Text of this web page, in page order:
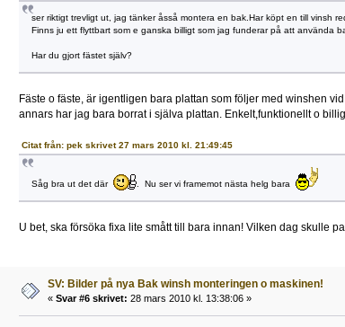
ser riktigt trevligt ut, jag tänker åsså montera en bak.Har köpt en till vinsh
Finns ju ett flyttbart som e ganska billigt som jag funderar på att använda
Har du gjort fästet själv?
Fäste o fäste, är igentligen bara plattan som följer med winshen
annars har jag bara borrat i själva plattan. Enkelt,funktionellt o
Citat från: pek skrivet 27 mars 2010 kl. 21:49:45
Såg bra ut det där . Nu ser vi framemot nästa helg bara
U bet, ska försöka fixa lite smått till bara innan! Vilken dag skulle
SV: Bilder på nya Bak winsh monteringen o maskinen!
« Svar #6 skrivet: 28 mars 2010 kl. 13:38:06 »